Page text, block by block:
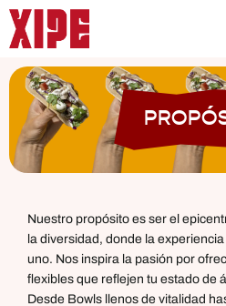
Nuestro propósito es ser el
la diversidad, donde la
uno. Nos inspira la pasión por
flexibles que reflejen tu estado de
Desde Bowls llenos de vitalidad